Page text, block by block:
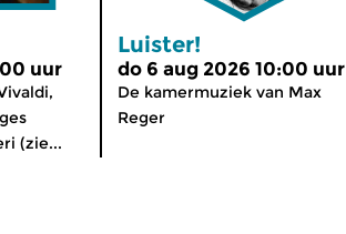
uur
(zie...
Luister!
do 6 aug 2026 10:00 uur
De kamermuziek van Max
Reger